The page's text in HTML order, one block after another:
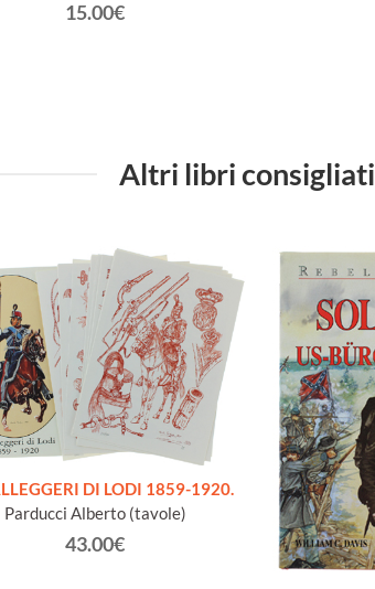
15.00€
Altri libri consigliati
DI LODI 1859-1920.
Parducci Alberto (tavole)
43.00€